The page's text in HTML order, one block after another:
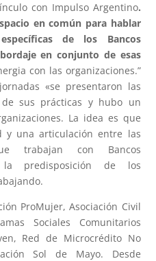
con Impulso Argentino.
en común para hablar
de los Bancos
en conjunto de esas
con las organizaciones.”
«se presentaron las
sus prácticas y hubo un
La idea es que
y una articulación entre las
trabajan con Bancos
la predisposición de los
ProMujer, Asociación Civil
Sociales Comunitarios
Red de Microcrédito No
Sol de Mayo. Desde